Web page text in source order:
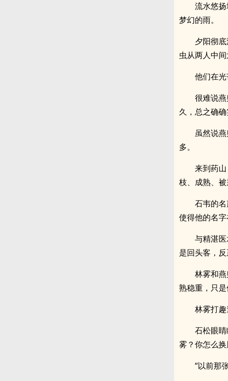
流水悠
梦幻的雨。
夕阳彻
虫从两人中间
他们在
很难说
久，总之确确
虽然说
多。
来到药
枝、成熟、被
石韦的
使得他的名字
与精湛
是回头客，
林雾和
熟稳重，只
林雾打
石松眼
雾？你怎么换
“以前那